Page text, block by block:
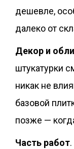
дешевле,
далеко от
Декор и
штукатурки
никак не
базовой
позже —
Часть работ